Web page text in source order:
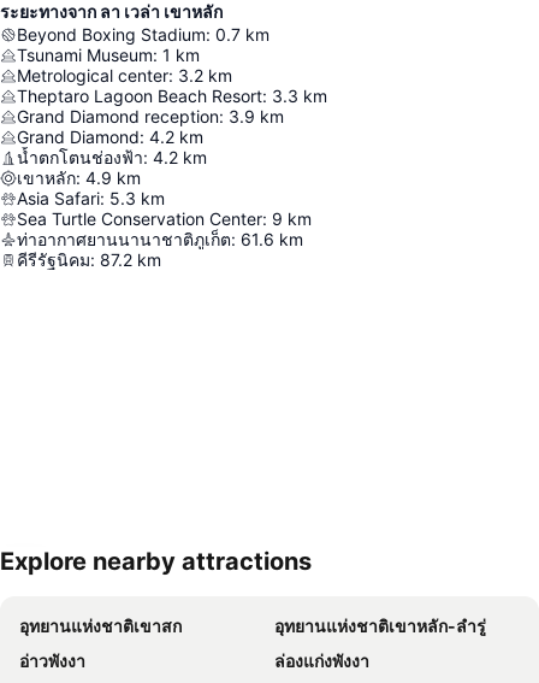
ระยะทางจาก ลา เวล่า เขาหลัก
Beyond Boxing Stadium: 0.7 km
Tsunami Museum: 1 km
Metrological center: 3.2 km
Theptaro Lagoon Beach Resort: 3.3 km
Grand Diamond reception: 3.9 km
Grand Diamond: 4.2 km
น้ำตกโตนช่องฟ้า: 4.2 km
เขาหลัก: 4.9 km
Asia Safari: 5.3 km
Sea Turtle Conservation Center: 9 km
ท่าอากาศยานนานาชาติภูเก็ต: 61.6 km
คีรีรัฐนิคม: 87.2 km
Explore nearby attractions
อุทยานแห่งชาติเขาสก
อุทยานแห่งชาติเขาหลัก-ลำรู่
อ่าวพังงา
ล่องแก่งพังงา